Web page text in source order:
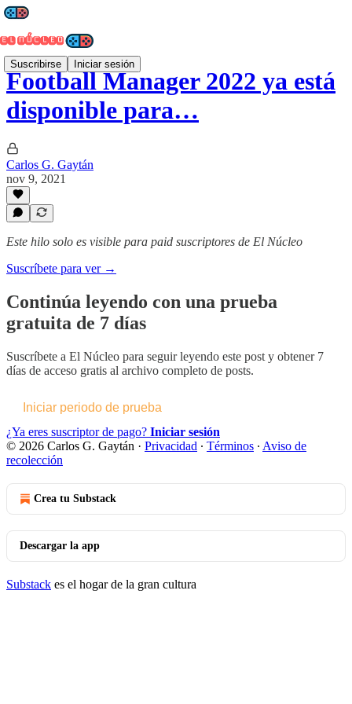
Suscribirse Iniciar sesión
Football Manager 2022 ya está
disponible para…
Carlos G. Gaytán
nov 9, 2021
Este hilo solo es visible para paid suscriptores de El Núcleo
Suscríbete para ver →
Continúa leyendo con una prueba
gratuita de 7 días
Suscríbete a El Núcleo para seguir leyendo este post y obtener 7
días de acceso gratis al archivo completo de posts.
Iniciar periodo de prueba
¿Ya eres suscriptor de pago? Iniciar sesión
© 2026 Carlos G. Gaytán · Privacidad ∙ Términos ∙ Aviso de
recolección
Crea tu Substack
Descargar la app
Substack es el hogar de la gran cultura